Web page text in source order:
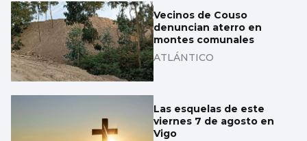
Vecinos de Couso
denuncian aterro en
montes comunales
ATLÁNTICO
Las esquelas de este
viernes 7 de agosto en
Vigo